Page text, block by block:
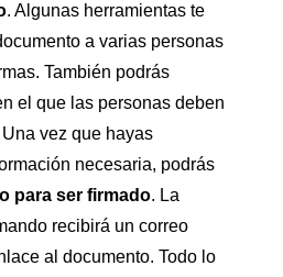
. Algunas herramientas te
a varias personas
También podrás
el que las personas deben
vez que hayas
necesaria, podrás
para ser firmado. La
recibirá un correo
al documento. Todo lo